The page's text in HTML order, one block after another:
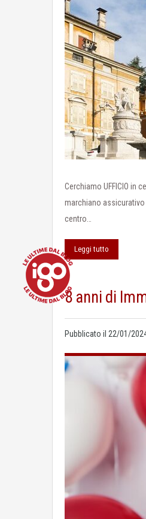
Cerchiamo UFFICIO in
marchiano
centro…
Leggi tutto
8 anni di
Pubblicato il 22/01/